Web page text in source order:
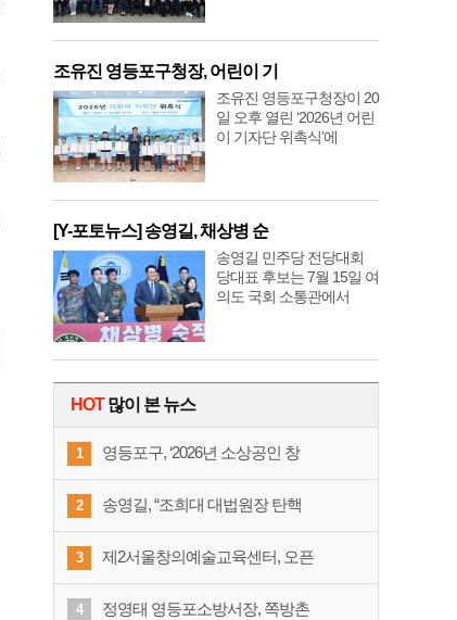
조유진 영등포구청장, 어린이 기
조유진 영등포구청장이 20
일 오후 열린 ‘2026년 어린
이 기자단 위촉식’에
[Y-포토뉴스] 송영길, 채상병 순
송영길 민주당 전당대회
당대표 후보는 7월 15일 여
의도 국회 소통관에서
HOT많이 본 뉴스
1 영등포구, ‘2026년 소상공인 창
2 송영길, “조희대 대법원장 탄핵
3 제2서울창의예술교육센터, 오픈
4 정영태 영등포소방서장, 쪽방촌